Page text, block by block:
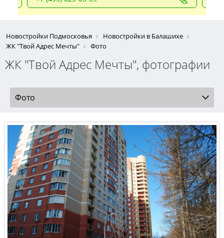
Новостройки Подмосковья
Новостройки в Балашихе
ЖК "Твой Адрес Мечты"
Фото
ЖК "Твой Адрес Мечты", фотографии
Фото